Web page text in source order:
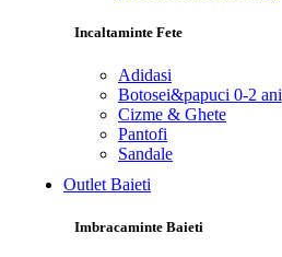
Incaltaminte Fete
Adidasi
Botosei&papuci 0-2 ani
Cizme & Ghete
Pantofi
Sandale
Outlet Baieti
Imbracaminte Baieti